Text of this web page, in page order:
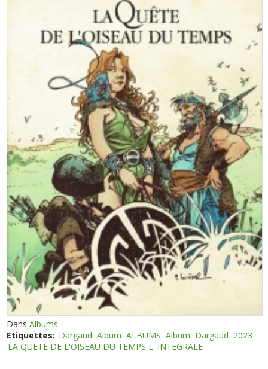
DansAlbums
Etiquettes: Dargaud Album ALBUMS Album Dargaud 2023
LA QUETE DE L'OISEAU DU TEMPS L' INTEGRALE